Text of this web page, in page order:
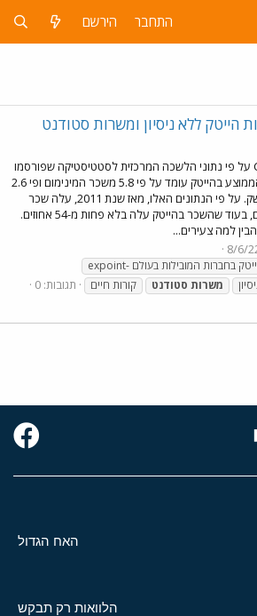
התחבר הירשם
הייטק ללא ניסיון ומשרות סטודנט
קרדיט תמונה Canva על פי נתוני הלשכה המרכזית לסטטיסטיקה שפורסמו
במרץ 2022, השכר הממוצע בהייטק עומד על פי 5.8 משכר המינימום ופי 2.6
מהשכר הממוצע במשק. על פי הנתונים האלו, מאז שנת 2011, עלה שכר
המינימום ב-29 אחוזים, בעוד שהשכר בהייטק עלה בלא פחות מ-54 אחוזים.
למה צעירים...
8/6/
בחברות המובילות בעולם
משרות סטודנט קורות חיים
תגובות: 0
האח הגדול
הלוואות רק תבקש